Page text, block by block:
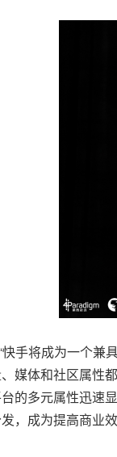
手将成为一个兼具
媒体和社区属性
的多元属性迅速
，成为提高商业效